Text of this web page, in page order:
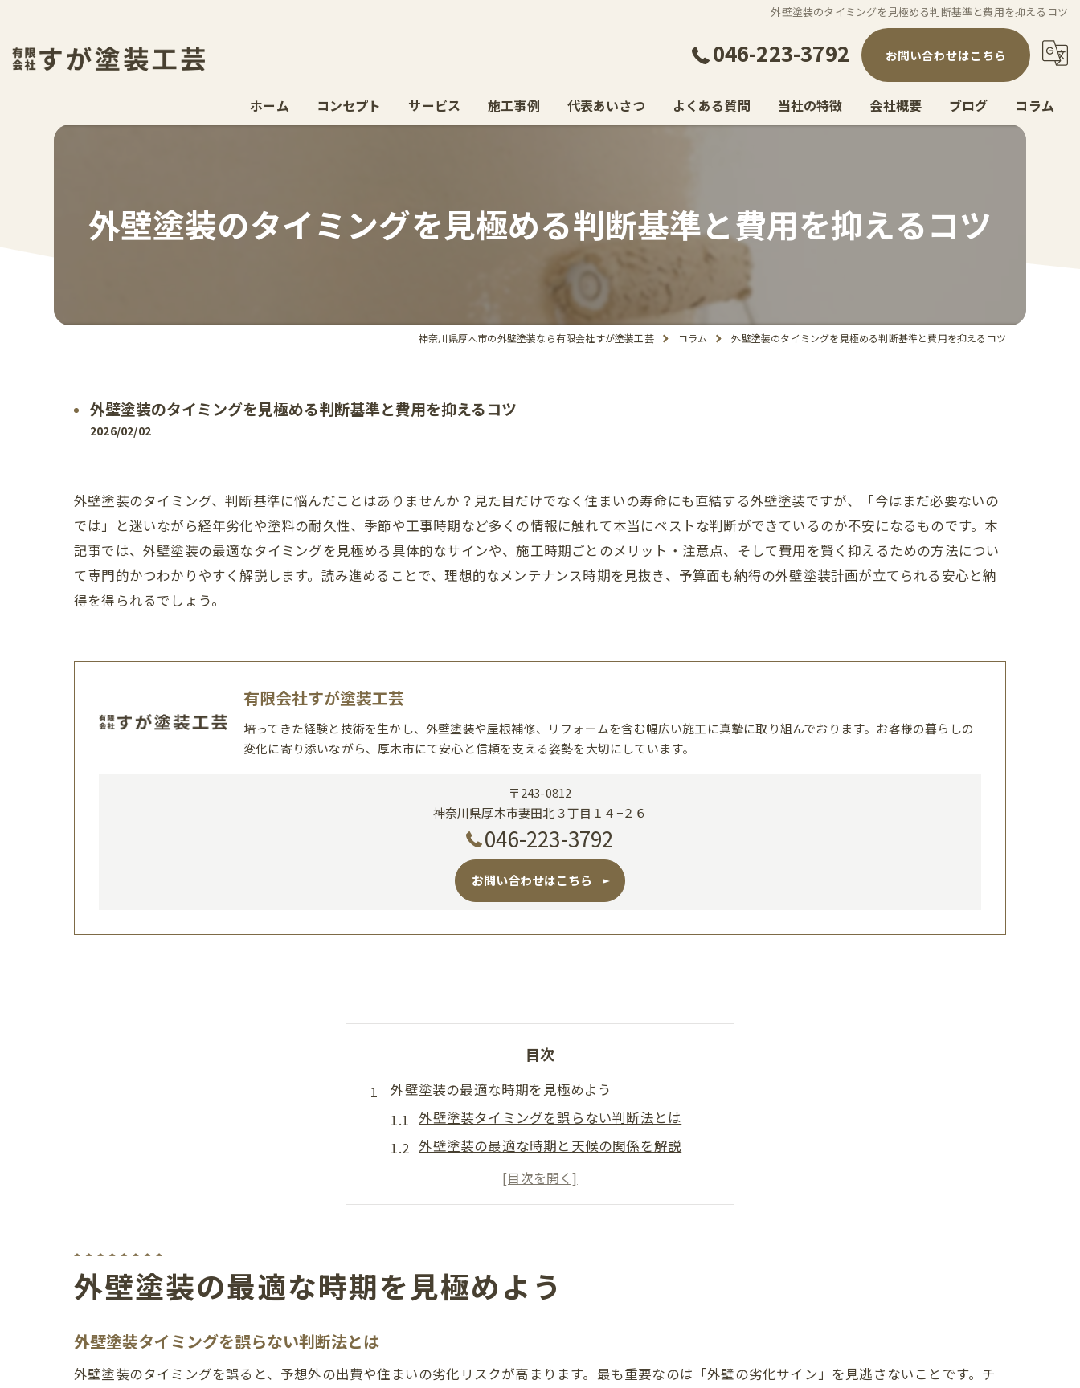
外壁塗装のタイミングを見極める判断基準と費用を抑えるコツ
046-223-3792 お問い合わせはこちら
ホーム コンセプト サービス 施工事例 代表あいさつ よくある質問 当社の特徴
戸建て
会社概要 ブログ コラム
外壁塗装のタイミングを見極める判断基準と費用を抑えるコツ
神奈川県厚木市の外壁塗装なら有限会社すが塗装工芸 コラム 外壁塗装のタイミングを見極める判断基準と費用を抑えるコツ
外壁塗装のタイミングを見極める判断基準と費用を抑えるコツ
2026/02/02
外壁塗装のタイミング、判断基準に悩んだことはありませんか？見た目だけでなく住まいの寿命にも直結する外壁塗装ですが、「今はまだ必要ないの
では」と迷いながら経年劣化や塗料の耐久性、季節や工事時期など多くの情報に触れて本当にベストな判断ができているのか不安になるものです。本
記事では、外壁塗装の最適なタイミングを見極める具体的なサインや、施工時期ごとのメリット・注意点、そして費用を賢く抑えるための方法につい
て専門的かつわかりやすく解説します。読み進めることで、理想的なメンテナンス時期を見抜き、予算面も納得の外壁塗装計画が立てられる安心と納
得を得られるでしょう。
有限会社すが塗装工芸
培ってきた経験と技術を生かし、外壁塗装や屋根補修、リフォームを含む幅広い施工に真摯に取り組んでおります。お客様の暮らしの
変化に寄り添いながら、厚木市にて安心と信頼を支える姿勢を大切にしています。
〒243-0812
神奈川県厚木市妻田北３丁目１４−２６
046-223-3792
お問い合わせはこちら
目次
外壁塗装の最適な時期を見極めよう
外壁塗装タイミングを誤らない判断法とは
外壁塗装の最適な時期と天候の関係を解説
外壁塗装はまだするなと言われる理由を検証
塗り替えタイミングを左右する外壁の状態
外壁塗装が必要な劣化サインの見分け方
外壁塗装20年してない場合のリスクとは
外壁塗装の最適な時期を見極めよう
外壁塗装タイミングを誤らない判断法とは
外壁塗装のタイミングを誤ると、予想外の出費や住まいの劣化リスクが高まります。最も重要なのは「外壁の劣化サイン」を見逃さないことです。チ